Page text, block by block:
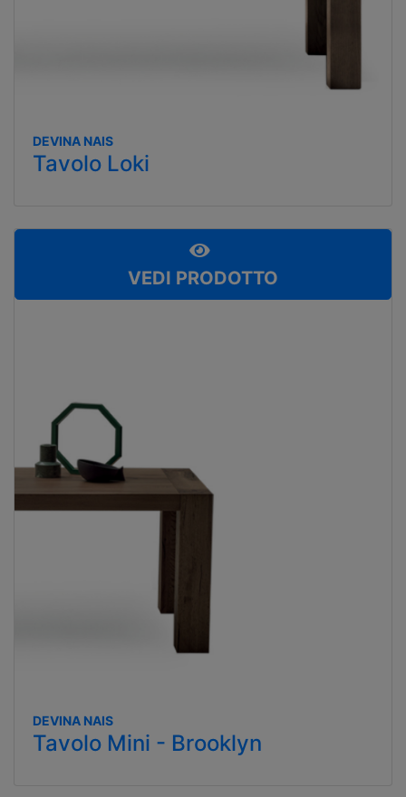
DEVINA NAIS
Tavolo Loki
VEDI PRODOTTO
DEVINA NAIS
Tavolo Mini - Brooklyn